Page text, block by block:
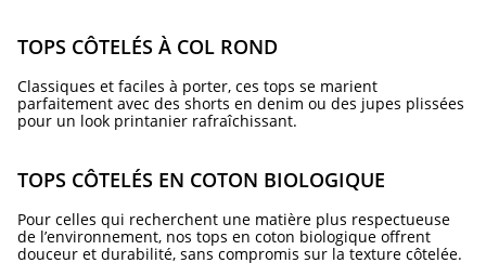
TOPS CÔTELÉS À COL ROND
Classiques et faciles à porter, ces tops se marient
parfaitement avec des shorts en denim ou des jupes plissées
pour un look printanier rafraîchissant.
TOPS CÔTELÉS EN COTON BIOLOGIQUE
Pour celles qui recherchent une matière plus respectueuse
de l’environnement, nos tops en coton biologique offrent
douceur et durabilité, sans compromis sur la texture côtelée.